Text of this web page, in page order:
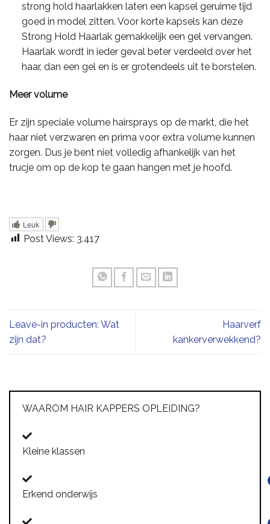
strong hold haarlakken laten een kapsel geruime tijd
goed in model zitten. Voor korte kapsels kan deze
Strong Hold Haarlak gemakkelijk een gel vervangen.
Haarlak wordt in ieder geval beter verdeeld over het
haar, dan een gel en is er grotendeels uit te borstelen.
Meer volume
Er zijn speciale volume hairsprays op de markt, die het
haar niet verzwaren en prima voor extra volume kunnen
zorgen. Dus je bent niet volledig afhankelijk van het
trucje om op de kop te gaan hangen met je hoofd.
Leuk
Post Views: 3.417
Leave-in producten: Wat
zijn dat?
Haarverf
kankerverwekkend?
WAAROM HAIR KAPPERS OPLEIDING?
Kleine klassen
Erkend onderwijs